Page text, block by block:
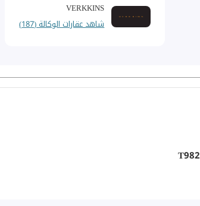
VERKKINS
شاهد عقارات الوكالة (187)